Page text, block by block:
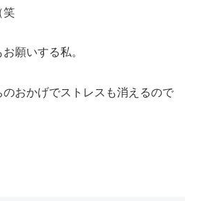
笑
願いする私。
のおかげでストレスも消えるので